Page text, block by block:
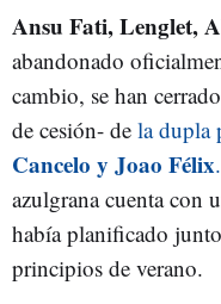
Ansu Fati, Lenglet,
abandonado
cambio, se han
de cesión- de la dupla
Cancelo y Joao Félix.
azulgrana cuenta con
había planificado
principios de verano.